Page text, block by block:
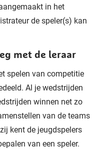
in het
de speler(s) kan
met de leraar
spelen van competitie
Al je wedstrijden
winnen net zo
van de teams
kent de jeugdspelers
van een speler.